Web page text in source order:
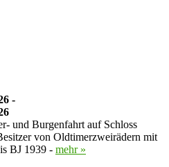
-
und Burgenfahrt auf Schloss
von Oldtimerzweirädern mit
BJ 1939 - mehr »